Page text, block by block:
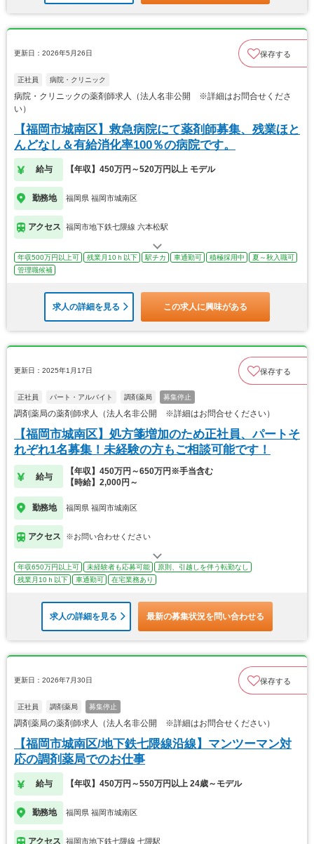
更新日：2026年5月26日 保存する
正社員 病院・クリニック
病院・クリニックの薬剤師求人（法人名非公開 ※詳細はお問合せくださ
い）
【福岡市城南区】救急病院にて薬剤師募集、残業ほと
んどなし＆有給消化率100％の病院です。
給与 【年収】450万円～520万円以上 モデル
勤務地 福岡県 福岡市城南区
アクセス 福岡市地下鉄七隈線 六本松駅
年収500万円以上可 残業月10ｈ以下 駅チカ 車通勤可 積極採用中
夏～秋入職可
管理職候補
求人の詳細を見る この求人に興味がある
更新日：2025年1月17日 保存する
正社員 パート・アルバイト 調剤薬局 募集停止
調剤薬局の薬剤師求人（法人名非公開 ※詳細はお問合せください）
【福岡市城南区】処方箋増加のため正社員、パートそ
れぞれ1名募集！未経験の方もご相談可能です！
給与
【年収】450万円～650万円※手当含む
【時給】2,000円～
勤務地 福岡県 福岡市城南区
アクセス ※お問い合わせください
年収650万円以上可 未経験者も応募可能
原則、引越しを伴う転勤なし
残業月10ｈ以下
車通勤可 在宅業務あり
求人の詳細を見る 最新の募集状況を問い合わせる
更新日：2026年7月30日 保存する
正社員 調剤薬局 募集停止
調剤薬局の薬剤師求人（法人名非公開 ※詳細はお問合せください）
【福岡市城南区/地下鉄七隈線沿線】マンツーマン対
応の調剤薬局でのお仕事
給与 【年収】450万円～550万円以上 24歳～モデル
勤務地 福岡県 福岡市城南区
アクセス 福岡市地下鉄七隈線 七隈駅